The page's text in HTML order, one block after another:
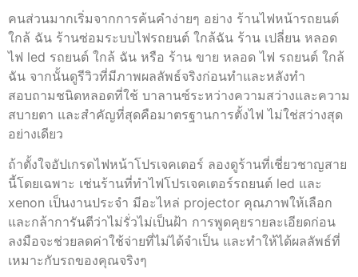
คนส่วนมากเริ่มจากการค้นคำง่ายๆ อย่าง ร้านไฟหน้ารถยนต์
ใกล้ ฉัน ร้านซ่อมระบบไฟรถยนต์ ใกล้ฉัน ร้าน เปลี่ยน หลอด
ไฟ led รถยนต์ ใกล้ ฉัน หรือ ร้าน ขาย หลอด ไฟ รถยนต์ ใกล้
ฉัน จากนั้นดูรีวิวที่มีภาพผลลัพธ์จริงก่อนทำและหลังทำ
สอบถามชนิดหลอดที่ใช้ บาลานซ์ระหว่างความสว่างและความ
สบายตา และสำคัญที่สุดคือมาตรฐานการตั้งไฟ ไม่ใช่สว่างสุด
อย่างเดียว
ถ้าตั้งใจอัปเกรดไฟหน้าโปรเจคเตอร์ ลองดูร้านที่เชี่ยวชาญสาย
นี้โดยเฉพาะ เช่นร้านที่ทำไฟโปรเจคเตอร์รถยนต์ led และ
xenon เป็นงานประจำ มีอะไหล่ projector คุณภาพให้เลือก
และกล้าการันตีว่าไม่รั่วไม่เป็นฝ้า การพูดคุยรายละเอียดก่อน
ลงมือจะช่วยลดค่าใช้จ่ายที่ไม่ได้จำเป็น และทำให้ได้ผลลัพธ์ที่
เหมาะกับรถของคุณจริงๆ